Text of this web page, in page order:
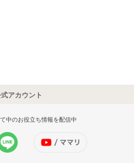
アカウント
中のお役立ち情報を配信中